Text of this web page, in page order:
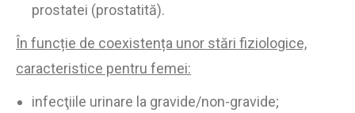
prostatei (prostatită).
În funcție de coexistența unor stări fiziologice,
caracteristice pentru femei:
infecţiile urinare la gravide/non-gravide;